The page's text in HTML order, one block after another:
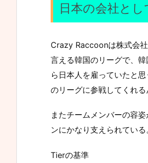
日本の会社とし
Crazy Raccoonは株式会
言える韓国のリーグで、
ら日本人を雇っていたと
のリーグに参戦してくれる
またチームメンバーの容
ンにかなり支えられてい
Tierの基準